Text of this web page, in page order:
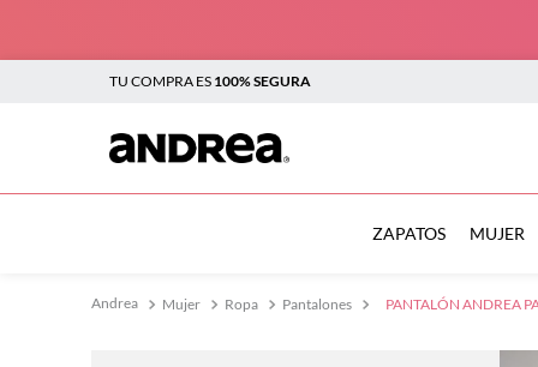
TU COMPRA ES 100% SEGURA
ZAPATOS MUJER
Mujer Ropa Pantalones PANTALÓN ANDREA
TÉRMINOS MÁS BUSCADOS
tenis mujer